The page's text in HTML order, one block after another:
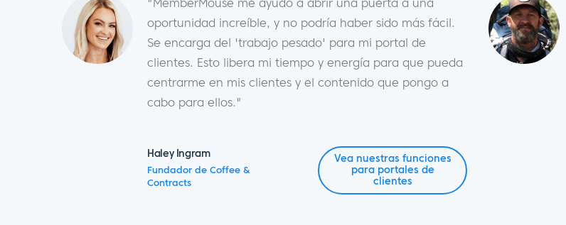
oportunidad increíble, y no podría haber sido más fácil.
Se encarga del 'trabajo pesado' para mi portal de
clientes. Esto libera mi tiempo y energía para que pueda
centrarme en mis clientes y el contenido que pongo a
cabo para ellos."
Haley Ingram
Fundador de Coffee &
Contracts
Vea nuestras funciones
para portales de
clientes